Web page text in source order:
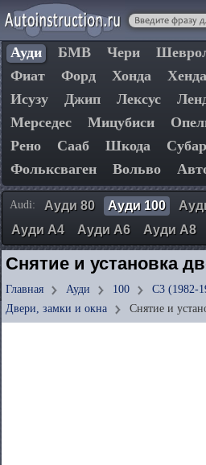
Ауди БМВ Чери
Фиат
Форд Хонда
Исузу
Джип Лексус
Мерседес
Мицубиси
Рено
Сааб Шкода
Фольксваген
Вольво
Audi: Ауди 80 Ауди 100
Ауди А4
Ауди А6 Ауди А8
Снятие и установка
Главная Ауди 100 C3 (1982-
Двери, замки и окна
Снятие и